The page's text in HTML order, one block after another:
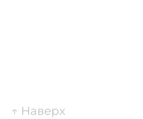
↑ Наверх